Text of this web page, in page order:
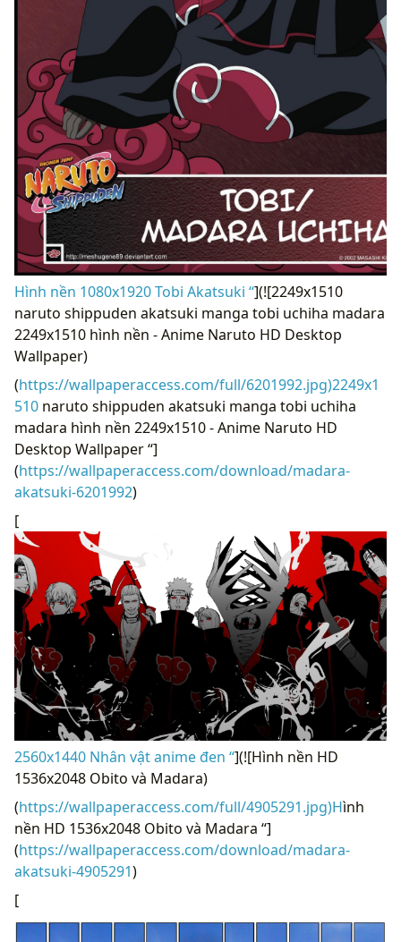
Hình nền 1080x1920 Tobi Akatsuki “](![2249x1510
naruto shippuden akatsuki manga tobi uchiha madara
2249x1510 hình nền - Anime Naruto HD Desktop
Wallpaper)
(https://wallpaperaccess.com/full/6201992.jpg)2249x1
510 naruto shippuden akatsuki manga tobi uchiha
madara hình nền 2249x1510 - Anime Naruto HD
Desktop Wallpaper “]
(https://wallpaperaccess.com/download/madara-
akatsuki-6201992)
[
2560x1440 Nhân vật anime đen “](![Hình nền HD
1536x2048 Obito và Madara)
(https://wallpaperaccess.com/full/4905291.jpg)Hình
nền HD 1536x2048 Obito và Madara “]
(https://wallpaperaccess.com/download/madara-
akatsuki-4905291)
[